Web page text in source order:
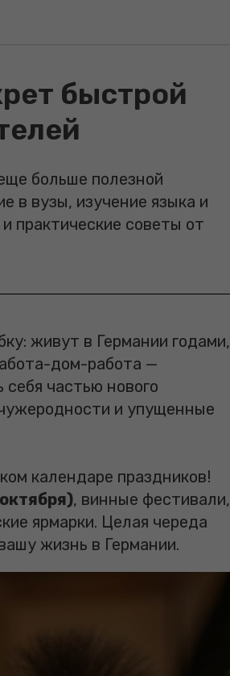
быстрой
больше полезной
в вузы, изучение языка и
практические советы от
живут в Германии годами,
дом-работа —
частью нового
и упущенные
календаре праздников!
, винные фестивали,
ярмарки. Целая череда
жизнь в Германии.